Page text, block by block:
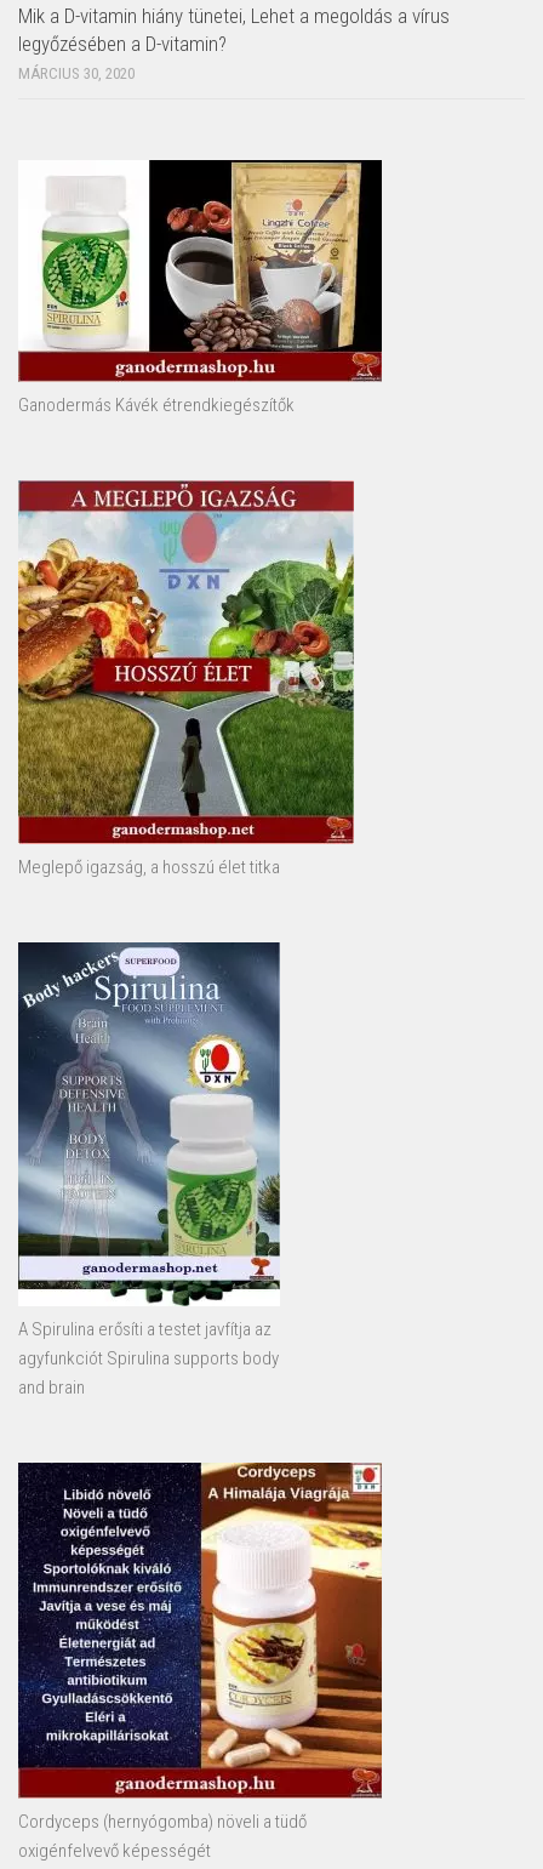
Mik a D-vitamin hiány tünetei, Lehet a megoldás a vírus
legyőzésében a D-vitamin?
MÁRCIUS 30, 2020
Ganodermás Kávék étrendkiegészítők
Meglepő igazság, a hosszú élet titka
A Spirulina erősíti a testet javfítja az
agyfunkciót Spirulina supports body
and brain
Cordyceps (hernyógomba) növeli a tüdő
oxigénfelvevő képességét